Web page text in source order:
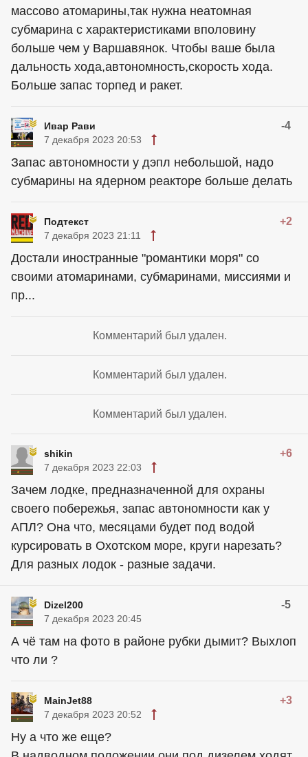
массово атомарины,так нужна неатомная
субмарина с характеристиками вполовину
больше чем у Варшавянок. Чтобы ваше была
дальность хода,автономность,скорость хода.
Больше запас торпед и ракет.
Ивар Рави -4
7 декабря 2023 20:53
Запас автономности у дэпл небольшой, надо
субмарины на ядерном реакторе больше делать
Подтекст +2
7 декабря 2023 21:11
Достали иностранные "романтики моря" со
своими атомаринами, субмаринами, миссиями и
пр...
Комментарий был удален.
Комментарий был удален.
Комментарий был удален.
shikin +6
7 декабря 2023 22:03
Зачем лодке, предназначенной для охраны
своего побережья, запас автономности как у
АПЛ? Она что, месяцами будет под водой
курсировать в Охотском море, круги нарезать?
Для разных лодок - разные задачи.
Dizel200 -5
7 декабря 2023 20:45
А чё там на фото в районе рубки дымит? Выхлоп
что ли ?
MainJet88 +3
7 декабря 2023 20:52
Ну а что же еще?